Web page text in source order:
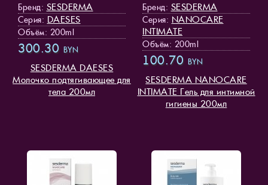
Бренд: SESDERMA
Серия: DAESES
Объём: 200ml
300.30 BYN
SESDERMA DAESES
Молочко подтягивающее для
тела 200мл
Бренд: SESDERMA
Серия: NANOCARE
INTIMATE
Объём: 200ml
100.70 BYN
SESDERMA NANOCARE
INTIMATE Гель для интимной
гигиены 200мл